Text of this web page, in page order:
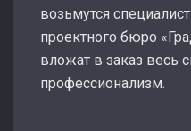
возьмутся
проектного бюро
вложат в заказ весь
профессионализм.